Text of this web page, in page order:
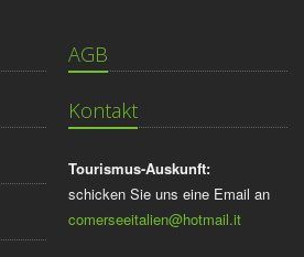
AGB
Kontakt
Tourismus-Auskunft:
schicken Sie uns eine Email an
comerseeitalien@hotmail.it